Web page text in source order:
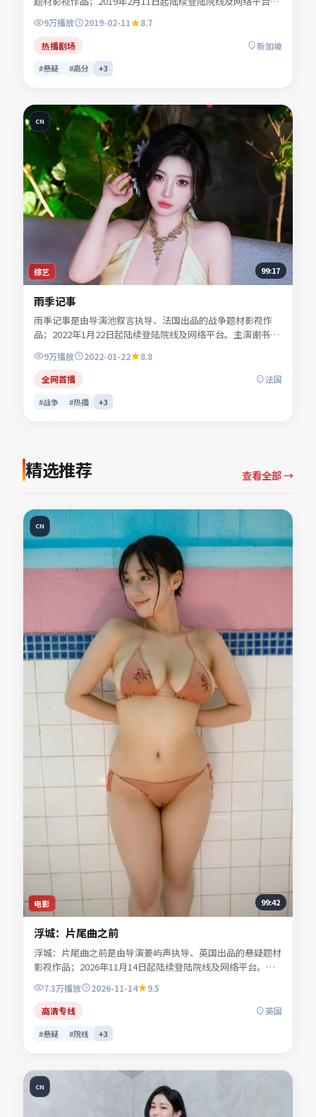
主演任远舟、林见川、宁舒言等共同诠释一段充满转折的人物
命运。类型元素服务于人物弧光，不靠堆砌桥段取胜。可在本
站免费高清在线观看完整剧情与主创访谈摘要。
9万播放 2019-02-11
8.7
热播剧场
新加坡
#悬疑 #高分 +3
综艺
CN
99:17
雨季记事
雨季记事是由导演池叙言执导、法国出品的战争题材影视作
品；2022年1月22日起陆续登陆院线及网络平台。主演谢书
砚、宁舒言、贺叙白等共同诠释一段充满转折的人物命运。叙
事在不同时间线之间轻盈跳转，尾声回扣令人回味。适合检索
「战争电影」「法国影片」「2022年上映」等关键词的观众
9万播放 2022-01-22
8.8
全网首播
法国
#战争 #热播 +3
精选推荐 查看全部 →
电影
CN
99:42
浮城：片尾曲之前
浮城：片尾曲之前是由导演姜屿声执导、英国出品的悬疑题材
影视作品；2026年11月14日起陆续登陆院线及网络平台。主
演宁舒言、林听雪、沈昭野、夏时深等共同诠释一段充满转折
的人物命运。地缘风貌被写得具体可信，地域气质成为叙事推
手。影片关键词包含悬疑、英国、院线同步与流媒体首播信
息，便于影迷检索与比对同类型佳作。
7.3万播放 2026-11-14
9.5
高清专线
英国
#悬疑 #院线 +3
CN